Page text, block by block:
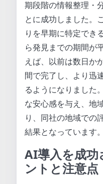
期段階の情報整理・
とに成功しました。
りを早期に特定でき
ら発見までの期間が
えば、以前は数日か
間で完了し、より迅
るようになりました
な安心感を与え、地
り、同社の地域での
結果となっています。
AI導入を成功
ントと注意点